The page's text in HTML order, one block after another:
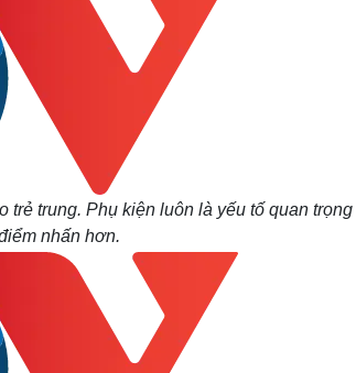
trẻ trung. Phụ kiện luôn là yếu tố quan trọng
nhấn hơn.